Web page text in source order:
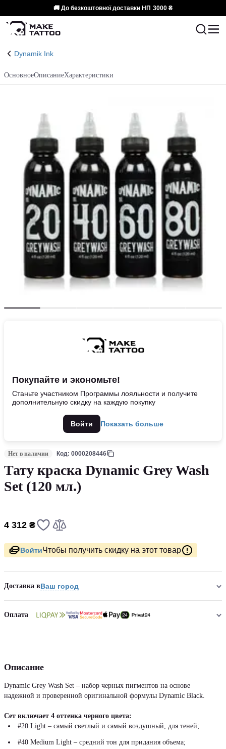
🚚 До безкоштовної доставки НП 3000 ₴
Dynamik Ink
ОсновноеОписаниеХарактеристики
Покупайте и экономьте!
Станьте участником Программы лояльности и получите
дополнительную скидку на каждую покупку
Войти Показать больше
Нет в наличии Код: 0000208446
Тату краска Dynamic Grey Wash
Set (120 мл.)
4 312 ₴
ВойтиЧтобы получить скидку на этот товар
Доставка вВаш город
Оплата
Описание
Dynamic Grey Wash Set – набор черных пигментов на основе
надежной и проверенной оригинальной формулы Dynamic Black.
Сет включает 4 оттенка черного цвета:
#20 Light – самый светлый и самый воздушный, для теней;
#40 Medium Light – средний тон для придания объема;